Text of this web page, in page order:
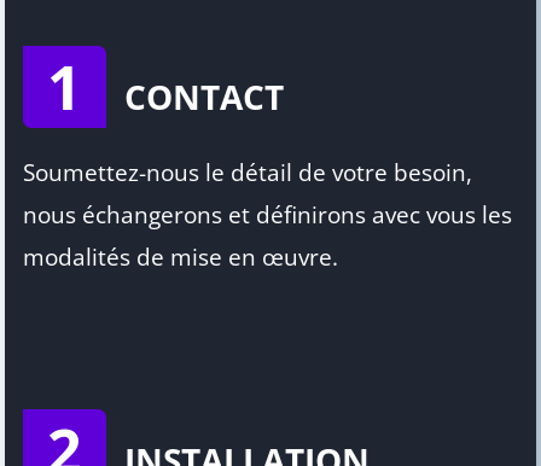
1 CONTACT
Soumettez-nous le détail de votre besoin,
nous échangerons et définirons avec vous les
modalités de mise en œuvre.